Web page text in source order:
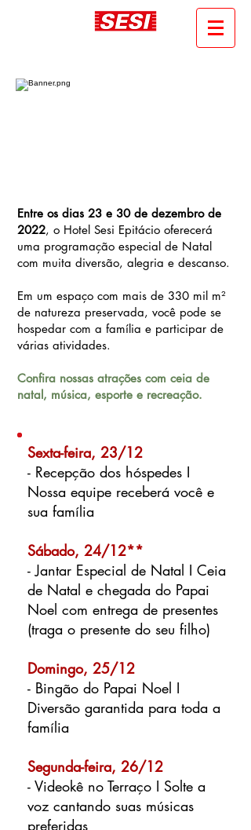
Entre os dias 23 e 30 de dezembro de
2022, o Hotel Sesi Epitácio oferecerá
uma programação especial de Natal
com muita diversão, alegria e descanso.
Em um espaço com mais de 330 mil m²
de natureza preservada, você pode se
hospedar com a família e participar de
várias atividades.
Confira nossas atrações com ceia de
natal, música, esporte e recreação.
Sexta-feira, 23/12
- Recepção dos hóspedes I
Nossa equipe receberá você e
sua família
Sábado, 24/12**
- Jantar Especial de Natal I Ceia
de Natal e chegada do Papai
Noel com entrega de presentes
(traga o presente do seu filho)
Domingo, 25/12
- Bingão do Papai Noel I
Diversão garantida para toda a
família
Segunda-feira, 26/12
- Videokê no Terraço I Solte a
voz cantando suas músicas
preferidas